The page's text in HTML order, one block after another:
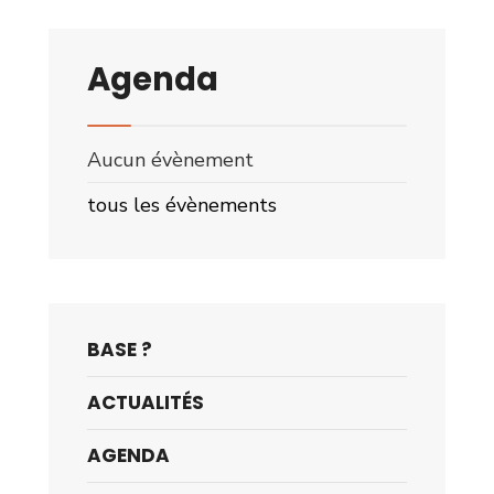
Agenda
Aucun évènement
tous les évènements
BASE ?
ACTUALITÉS
AGENDA